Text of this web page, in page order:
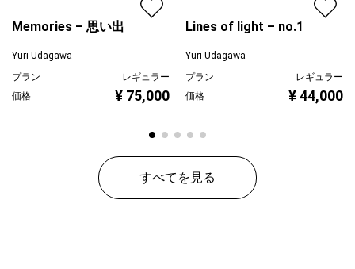
Memories – 思い出
Yuri Udagawa
プラン
レギュラー
価格
¥ 75,000
Lines of light – no.1
Yuri Udagawa
プラン
レギュラー
価格
¥ 44,000
すべてを見る